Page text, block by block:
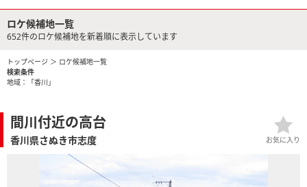
ロケ候補地一覧
652件のロケ候補地を新着順に表示しています
トップページ ＞ ロケ候補地一覧
検索条件
地域：「香川」
間川付近の高台
香川県さぬき市志度 お気に入り